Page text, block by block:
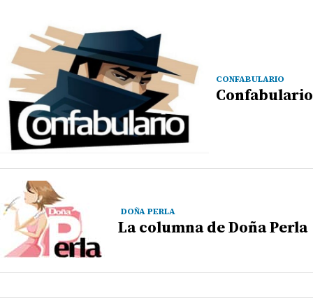
CONFABULARIO
Confabulario
DOÑA PERLA
La columna de Doña Perla